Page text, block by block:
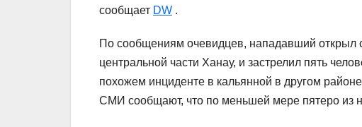
сообщает DW .
По сообщениям очевидцев, нападавший открыл
центральной части Ханау, и застрелил пять
похожем инциденте в кальянной в другом
СМИ сообщают, что по меньшей мере пятеро из